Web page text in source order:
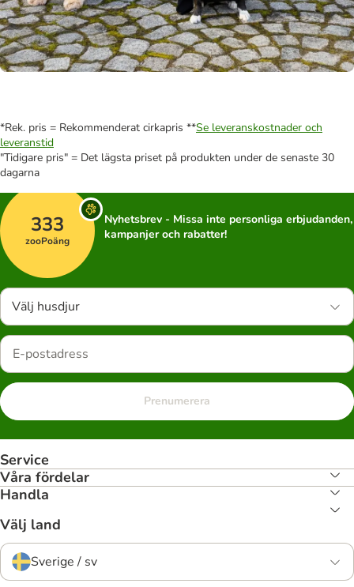
*Rek. pris = Rekommenderat cirkapris **Se leveranskostnader och
leveranstid
"Tidigare pris" = Det lägsta priset på produkten under de senaste 30
dagarna
333
zooPoäng
Nyhetsbrev - Missa inte personliga erbjudanden,
kampanjer och rabatter!
Välj husdjur
Prenumerera
Service
Våra fördelar
Handla
Välj land
Sverige / sv